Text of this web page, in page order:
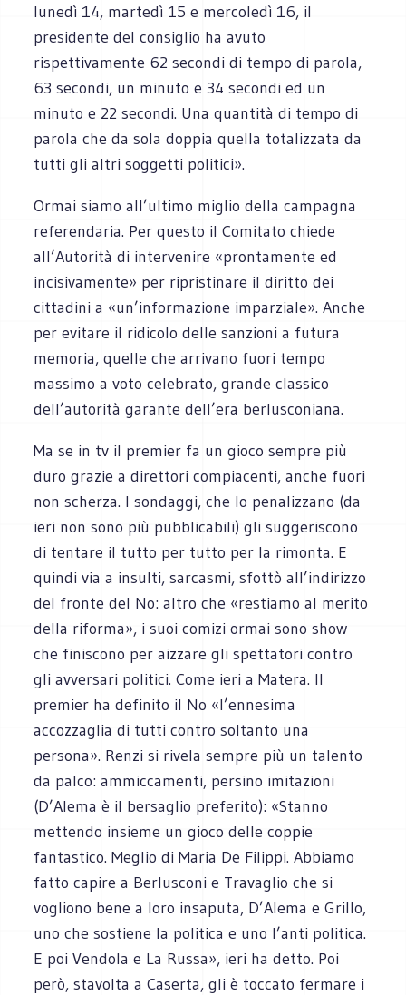
lunedì 14, martedì 15 e mercoledì 16, il
presidente del consiglio ha avuto
rispettivamente 62 secondi di tempo di parola,
63 secondi, un minuto e 34 secondi ed un
minuto e 22 secondi. Una quantità di tempo di
parola che da sola doppia quella totalizzata da
tutti gli altri soggetti politici».
Ormai siamo all’ultimo miglio della campagna
referendaria. Per questo il Comitato chiede
all’Autorità di intervenire «prontamente ed
incisivamente» per ripristinare il diritto dei
cittadini a «un’informazione imparziale». Anche
per evitare il ridicolo delle sanzioni a futura
memoria, quelle che arrivano fuori tempo
massimo a voto celebrato, grande classico
dell’autorità garante dell’era berlusconiana.
Ma se in tv il premier fa un gioco sempre più
duro grazie a direttori compiacenti, anche fuori
non scherza. I sondaggi, che lo penalizzano (da
ieri non sono più pubblicabili) gli suggeriscono
di tentare il tutto per tutto per la rimonta. E
quindi via a insulti, sarcasmi, sfottò all’indirizzo
del fronte del No: altro che «restiamo al merito
della riforma», i suoi comizi ormai sono show
che finiscono per aizzare gli spettatori contro
gli avversari politici. Come ieri a Matera. Il
premier ha definito il No «l’ennesima
accozzaglia di tutti contro soltanto una
persona». Renzi si rivela sempre più un talento
da palco: ammiccamenti, persino imitazioni
(D’Alema è il bersaglio preferito): «Stanno
mettendo insieme un gioco delle coppie
fantastico. Meglio di Maria De Filippi. Abbiamo
fatto capire a Berlusconi e Travaglio che si
vogliono bene a loro insaputa, D’Alema e Grillo,
uno che sostiene la politica e uno l’anti politica.
E poi Vendola e La Russa», ieri ha detto. Poi
però, stavolta a Caserta, gli è toccato fermare i